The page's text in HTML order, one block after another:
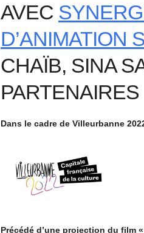
AVEC
D’ANIMATION
CHAÏB, SINA
PARTENAIRES
Dans le cadre de Villeurbanne
Précédé d’une projection du film